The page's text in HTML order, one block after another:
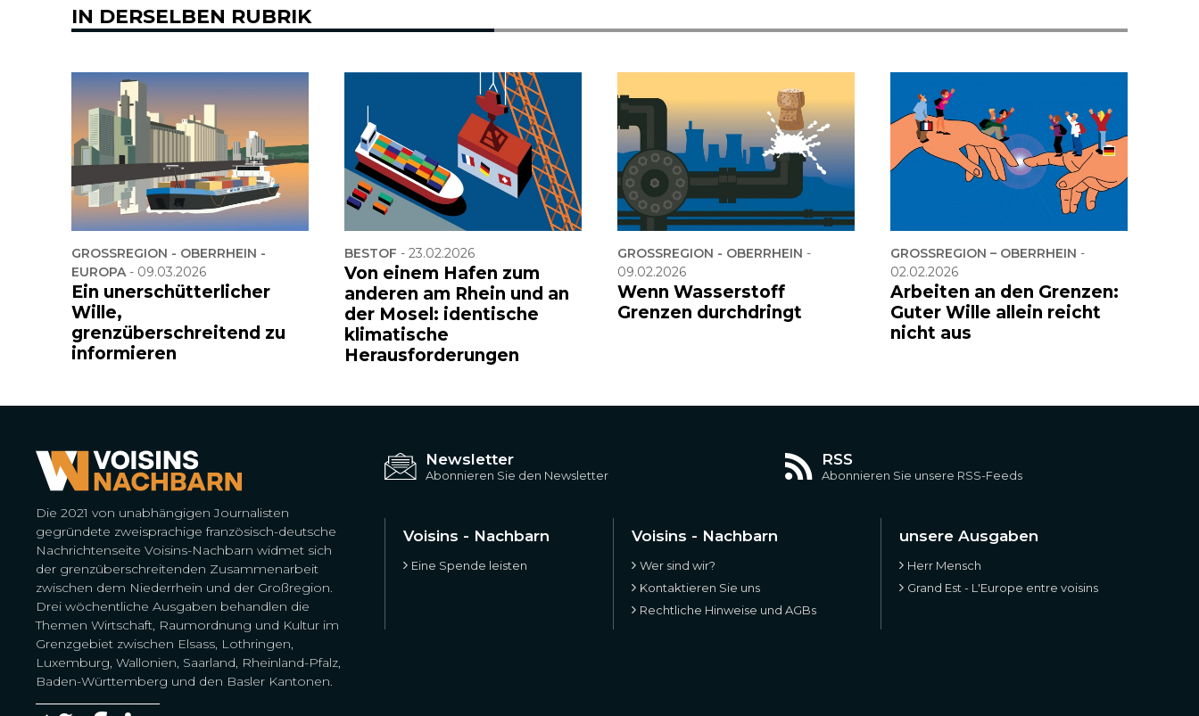
IN DERSELBEN RUBRIK
GROSSREGION - OBERRHEIN -
EUROPA - 09.03.2026
Ein unerschütterlicher
Wille,
grenzüberschreitend zu
informieren
BESTOF - 23.02.2026
Von einem Hafen zum
anderen am Rhein und an
der Mosel: identische
klimatische
Herausforderungen
GROSSREGION - OBERRHEIN -
09.02.2026
Wenn Wasserstoff
Grenzen durchdringt
GROSSREGION – OBERRHEIN
-
02.02.2026
Arbeiten an den Grenzen:
Guter Wille allein reicht
nicht aus
Die 2021 von unabhängigen Journalisten
gegründete zweisprachige französisch-deutsche
Nachrichtenseite Voisins-Nachbarn widmet sich
der grenzüberschreitenden Zusammenarbeit
zwischen dem Niederrhein und der Großregion.
Drei wöchentliche Ausgaben behandlen die
Themen Wirtschaft, Raumordnung und Kultur im
Grenzgebiet zwischen Elsass, Lothringen,
Luxemburg, Wallonien, Saarland, Rheinland-Pfalz,
Baden-Württemberg und den Basler Kantonen.
Newsletter
Abonnieren Sie den Newsletter
RSS
Abonnieren Sie unsere RSS-Feeds
Voisins - Nachbarn
Eine Spende leisten
Voisins - Nachbarn
Wer sind wir?
Kontaktieren Sie uns
Rechtliche Hinweise und AGBs
unsere Ausgaben
Herr Mensch
Grand Est - L'Europe entre voisins